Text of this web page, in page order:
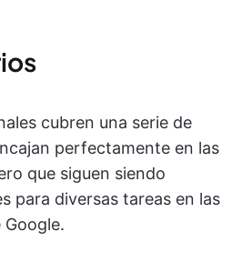
cubren una serie de
perfectamente en las
que siguen siendo
para diversas tareas en las
Google.